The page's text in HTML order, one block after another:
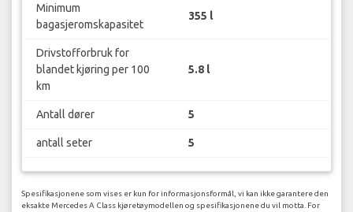
Minimum
bagasjeromskapasitet
355 l
Drivstofforbruk for
blandet kjøring per 100
km
5.8 l
Antall dører 5
antall seter 5
Spesifikasjonene som vises er kun for informasjonsformål, vi kan ikke garantere den
eksakte Mercedes A Class kjøretøymodellen og spesifikasjonene du vil motta. For